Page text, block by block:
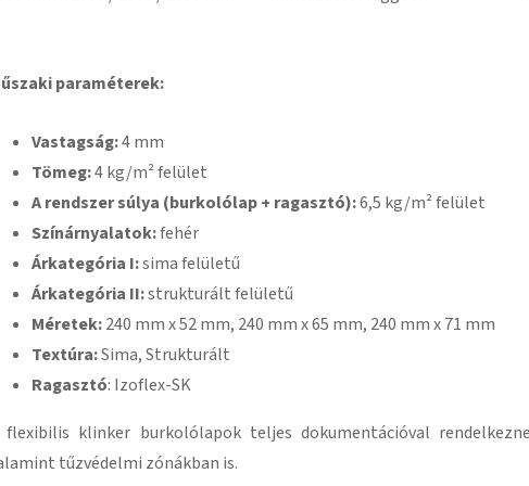
paraméterek:
Vastagság:4 mm
Tömeg:4 kg/m² felület
A rendszer súlya (burkolólap + ragasztó):6,5 kg/m² felület
Színárnyalatok:fehér
Árkategória I:sima felületű
Árkategória II:strukturált felületű
Méretek:240 mm x 52 mm, 240 mm x 65 mm, 240 mm x 71 mm
Textúra:Sima, Strukturált
Ragasztó: Izoflex-SK
flexibilis klinker burkolólapok teljes dokumentációval
tűzvédelmi zónákban is.